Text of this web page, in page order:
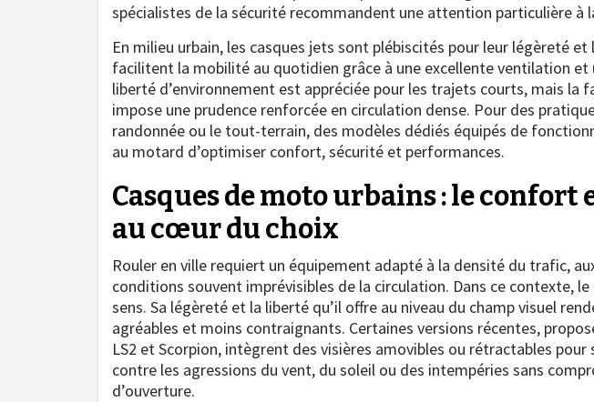
spécialistes de la sécurité recommandent une attention particulière à
En milieu urbain, les casques jets sont plébiscités pour leur légèreté et
facilitent la mobilité au quotidien grâce à une excellente ventilation et
liberté d’environnement est appréciée pour les trajets courts, mais la
impose une prudence renforcée en circulation dense. Pour des
randonnée ou le tout-terrain, des modèles dédiés équipés de
au motard d’optimiser confort, sécurité et performances.
Casques de moto urbains : le
au cœur du choix
Rouler en ville requiert un équipement adapté à la densité du trafic,
conditions souvent imprévisibles de la circulation. Dans ce contexte,
sens. Sa légèreté et la liberté qu’il offre au niveau du champ visuel
agréables et moins contraignants. Certaines versions récentes,
LS2 et Scorpion, intègrent des visières amovibles ou rétractables
contre les agressions du vent, du soleil ou des intempéries sans
d’ouverture.